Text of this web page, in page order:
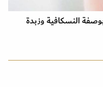
النسكافية وزبدة